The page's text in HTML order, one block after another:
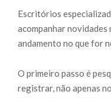
Escritórios
acompanhar novidades
andamento no que for
O primeiro passo é
registrar, não apenas